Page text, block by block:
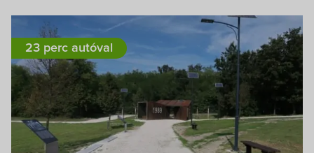
23 perc autóval